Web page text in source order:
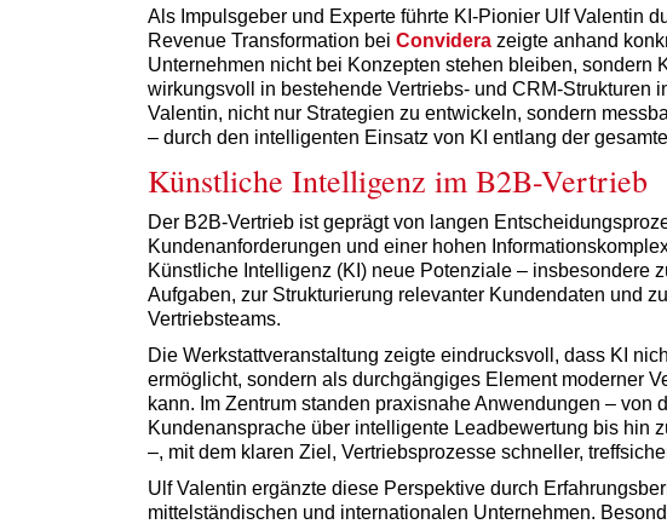
Als Impulsgeber und Experte führte KI-Pionier Ulf Valentin
Revenue Transformation bei Convidera zeigte anhand
Unternehmen nicht bei Konzepten stehen bleiben, sondern
wirkungsvoll in bestehende Vertriebs- und CRM-Strukturen
Valentin, nicht nur Strategien zu entwickeln, sondern
– durch den intelligenten Einsatz von KI entlang der
Künstliche Intelligenz im B2B-Vertrieb
Der B2B-Vertrieb ist geprägt von langen
Kundenanforderungen und einer hohen
Künstliche Intelligenz (KI) neue Potenziale – insbesondere
Aufgaben, zur Strukturierung relevanter Kundendaten und
Vertriebsteams.
Die Werkstattveranstaltung zeigte eindrucksvoll, dass KI
ermöglicht, sondern als durchgängiges Element moderner
kann. Im Zentrum standen praxisnahe Anwendungen – von
Kundenansprache über intelligente Leadbewertung bis hin
–, mit dem klaren Ziel, Vertriebsprozesse schneller,
Ulf Valentin ergänzte diese Perspektive durch
mittelständischen und internationalen Unternehmen.